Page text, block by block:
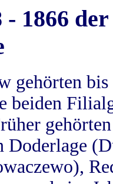
- 1866
gehörten
beiden
Doderlage